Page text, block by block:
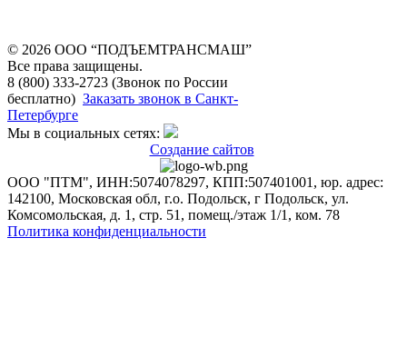
© 2026 OOO “ПОДЪЕМТРАНСМАШ”
Все права защищены.
8 (800) 333-2723 (Звонок по России
бесплатно) Заказать звонок в Санкт-
Петербурге
Мы в социальных сетях:
Создание сайтов
ООО "ПТМ", ИНН:5074078297, КПП:507401001, юр. адрес:
142100, Московская обл, г.о. Подольск, г Подольск, ул.
Комсомольская, д. 1, стр. 51, помещ./этаж 1/1, ком. 78
Политика конфиденциальности